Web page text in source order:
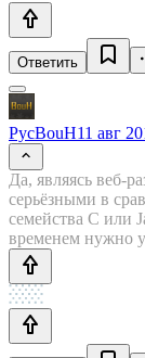
Ответить
PycBouH11 авг
Да, являясь веб-
серьёзными в
семейства C или
временем нужно